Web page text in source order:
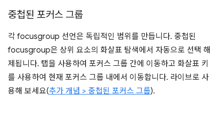
중첩된 포커스 그룹
각 focusgroup 선언은 독립적인 범위를 만듭니다. 중첩된
focusgroup은 상위 요소의 화살표 탐색에서 자동으로 선택 해
제됩니다. 탭을 사용하여 포커스 그룹 간에 이동하고 화살표 키
를 사용하여 현재 포커스 그룹 내에서 이동합니다. 라이브로 사
용해 보세요(추가 개념 > 중첩된 포커스 그룹).